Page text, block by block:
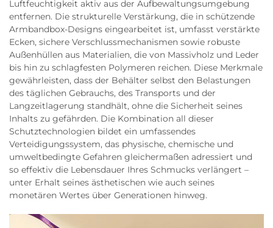
Luftfeuchtigkeit aktiv aus der Aufbewaltungsumgebung
entfernen. Die strukturelle Verstärkung, die in schützende
Armbandbox-Designs eingearbeitet ist, umfasst verstärkte
Ecken, sichere Verschlussmechanismen sowie robuste
Außenhüllen aus Materialien, die von Massivholz und Leder
bis hin zu schlagfesten Polymeren reichen. Diese Merkmale
gewährleisten, dass der Behälter selbst den Belastungen
des täglichen Gebrauchs, des Transports und der
Langzeitlagerung standhält, ohne die Sicherheit seines
Inhalts zu gefährden. Die Kombination all dieser
Schutztechnologien bildet ein umfassendes
Verteidigungssystem, das physische, chemische und
umweltbedingte Gefahren gleichermaßen adressiert und
so effektiv die Lebensdauer Ihres Schmucks verlängert –
unter Erhalt seines ästhetischen wie auch seines
monetären Wertes über Generationen hinweg.